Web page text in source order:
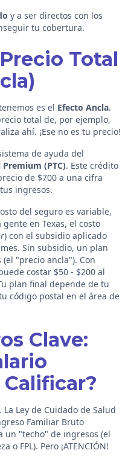
y a ser directos con los
tu cobertura.
Total
es el Efecto Ancla.
total de, por ejemplo,
ahí. ¡Ese no es tu precio!
de ayuda del
(PTC). Este crédito
de $700 a una cifra
ingresos.
del seguro es variable,
en Texas, el costo
) con el subsidio aplicado
Sin subsidio, un plan
"precio ancla"). Con
costar $50 - $200 al
plan final depende de tu
código postal en el área de
Clave:
Ley de Cuidado de Salud
Familiar Bruto
un "techo" de ingresos (el
o FPL). Pero ¡ATENCIÓN!